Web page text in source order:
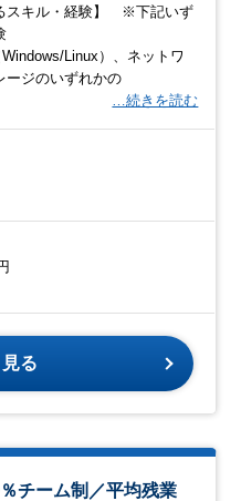
スキル・経験】 ※下記いず
Linux）、ネットワ
ージのいずれかの
…続きを読む
る
チーム制／平均残業